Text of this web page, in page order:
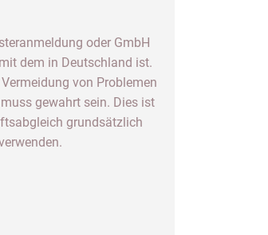
oder GmbH
dem in Deutschland ist.
von Problemen
gewahrt sein. Dies ist
grundsätzlich